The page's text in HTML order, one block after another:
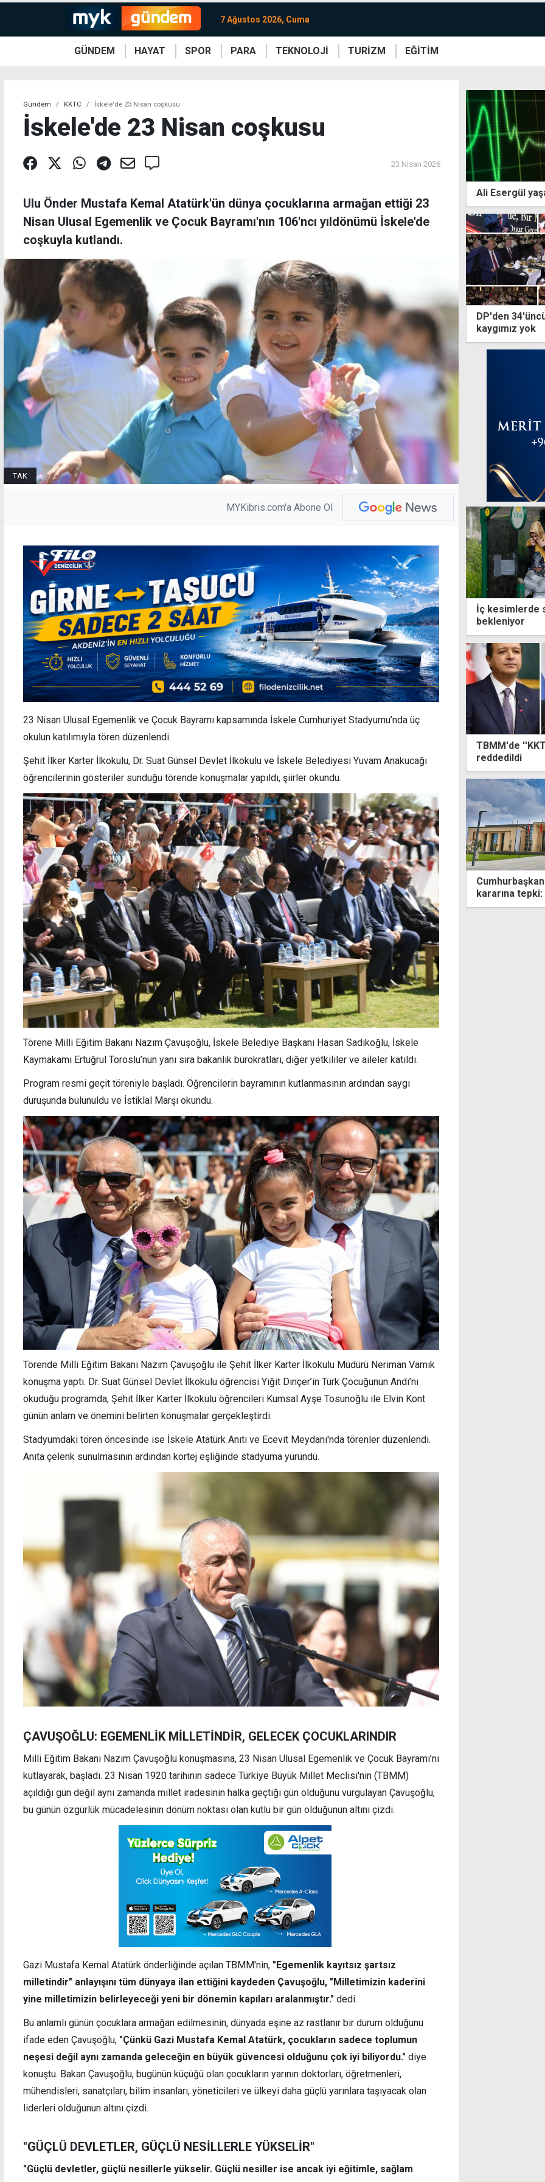
7 Ağustos 2026, Cuma
GÜNDEM HAYAT SPOR PARA TEKNOLOJİ TURİZM EĞİTİM
Gündem KKTC İskele'de 23 Nisan coşkusu
İskele'de 23 Nisan coşkusu
23 Nisan 2026
Ulu Önder Mustafa Kemal Atatürk'ün dünya çocuklarına armağan ettiği 23
Nisan Ulusal Egemenlik ve Çocuk Bayramı'nın 106'ncı yıldönümü İskele'de
coşkuyla kutlandı.
TAK
MYKibris.com'a Abone Ol
23 Nisan Ulusal Egemenlik ve Çocuk Bayramı kapsamında İskele Cumhuriyet Stadyumu’nda üç
okulun katılımıyla tören düzenlendi.
Şehit İlker Karter İlkokulu, Dr. Suat Günsel Devlet İlkokulu ve İskele Belediyesi Yuvam Anakucağı
öğrencilerinin gösteriler sunduğu törende konuşmalar yapıldı, şiirler okundu.
Törene Milli Eğitim Bakanı Nazım Çavuşoğlu, İskele Belediye Başkanı Hasan Sadıkoğlu, İskele
Kaymakamı Ertuğrul Toroslu’nun yanı sıra bakanlık bürokratları, diğer yetkililer ve aileler katıldı.
Program resmi geçit töreniyle başladı. Öğrencilerin bayramının kutlanmasının ardından saygı
duruşunda bulunuldu ve İstiklal Marşı okundu.
Törende Milli Eğitim Bakanı Nazım Çavuşoğlu ile Şehit İlker Karter İlkokulu Müdürü Neriman Vamık
konuşma yaptı. Dr. Suat Günsel Devlet İlkokulu öğrencisi Yiğit Dinçer’in Türk Çocuğunun Andı’nı
okuduğu programda, Şehit İlker Karter İlkokulu öğrencileri Kumsal Ayşe Tosunoğlu ile Elvin Kont
günün anlam ve önemini belirten konuşmalar gerçekleştirdi.
Stadyumdaki tören öncesinde ise İskele Atatürk Anıtı ve Ecevit Meydanı'nda törenler düzenlendi.
Anıta çelenk sunulmasının ardından kortej eşliğinde stadyuma yüründü.
ÇAVUŞOĞLU: EGEMENLİK MİLLETİNDİR, GELECEK ÇOCUKLARINDIR
Milli Eğitim Bakanı Nazım Çavuşoğlu konuşmasına, 23 Nisan Ulusal Egemenlik ve Çocuk Bayramı’nı
kutlayarak, başladı. 23 Nisan 1920 tarihinin sadece Türkiye Büyük Millet Meclisi'nin (TBMM)
açıldığı gün değil aynı zamanda millet iradesinin halka geçtiği gün olduğunu vurgulayan Çavuşoğlu,
bu günün özgürlük mücadelesinin dönüm noktası olan kutlu bir gün olduğunun altını çizdi.
Gazi Mustafa Kemal Atatürk önderliğinde açılan TBMM'nin, "Egemenlik kayıtsız şartsız
milletindir" anlayışını tüm dünyaya ilan ettiğini kaydeden Çavuşoğlu, "Milletimizin kaderini
yine milletimizin belirleyeceği yeni bir dönemin kapıları aralanmıştır." dedi.
Bu anlamlı günün çocuklara armağan edilmesinin, dünyada eşine az rastlanır bir durum olduğunu
ifade eden Çavuşoğlu, "Çünkü Gazi Mustafa Kemal Atatürk, çocukların sadece toplumun
neşesi değil aynı zamanda geleceğin en büyük güvencesi olduğunu çok iyi biliyordu." diye
konuştu. Bakan Çavuşoğlu, bugünün küçüğü olan çocukların yarının doktorları, öğretmenleri,
mühendisleri, sanatçıları, bilim insanları, yöneticileri ve ülkeyi daha güçlü yarınlara taşıyacak olan
liderleri olduğunun altını çizdi.
"GÜÇLÜ DEVLETLER, GÜÇLÜ NESİLLERLE YÜKSELİR"
"Güçlü devletler, güçlü nesillerle yükselir. Güçlü nesiller ise ancak iyi eğitimle, sağlam
Ali Esergül
DP'den
kaygımız yok
İç kesimlerde
bekleniyor
TBMM'de
reddedildi
YDP, Guterres protestosunu Türkiye'yi
gerekçe göstererek iptal etti
Cumhurbaşkanlığı'ndan AP'nin Kıbrıs
kararına tepki: Provokatif girişim
İngiltere'de
kullanımına